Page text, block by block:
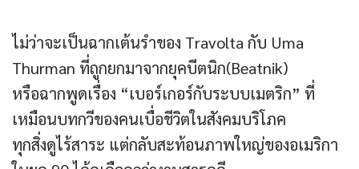
ไม่ว่าจะเป็นฉากเต้นรำของ Travolta กับ Uma
Thurman ที่ถูกยกมาจากยุคบีตนิก(Beatnik)
หรือฉากพูดเรื่อง “เบอร์เกอร์กับระบบเมตริก” ที่
เหมือนบทกวีของคนเบื่อชีวิตในสังคมบริโภค
ทุกสิ่งดูไร้สาระ แต่กลับสะท้อนภาพใหญ่ของอเมริกา